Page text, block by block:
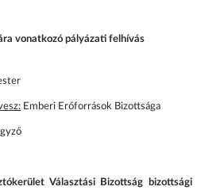
vonatkozó pályázati felhívás
Emberi Erőforrások Bizottsága
Választási Bizottság bizottsági